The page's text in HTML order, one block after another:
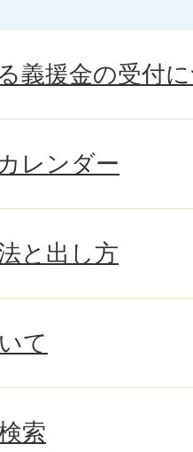
義援金の受付
レンダー
と出し方
て
索